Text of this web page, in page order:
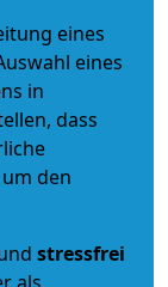
eines
eines
in
dass
den
stressfrei